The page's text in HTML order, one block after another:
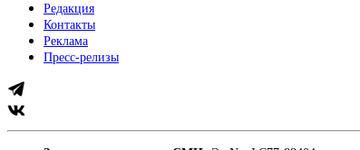
Редакция
Контакты
Реклама
Пресс-релизы